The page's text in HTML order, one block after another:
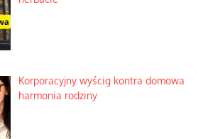
Korporacyjny wyścig kontra domowa
harmonia rodziny